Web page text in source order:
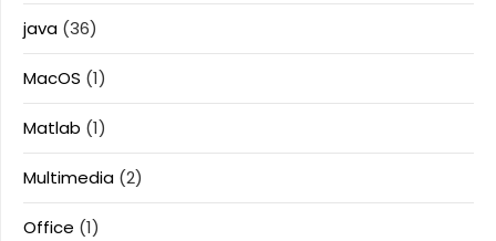
java (36)
MacOS (1)
Matlab (1)
Multimedia (2)
Office (1)